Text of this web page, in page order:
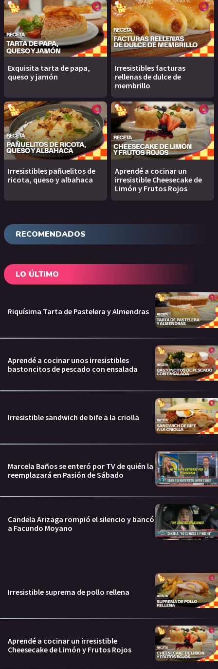
Exquisita tarta de papa,
queso y jamón
Irresistibles facturas
rellenas de dulce de
membrillo
Irresistibles pañuelitos de
ricota, queso y albahaca
Aprendé a cocinar un
irresistible Cheesecake de
Limón y Frutos Rojos
RECOMENDADOS
LO ÚLTIMO
Riquísima Tarta de Pastelera y Almendras
Aprendé a cocinar unos irresistibles
bastoncitos de pescado con ensalada
Irresistible sandwich de bife a la criolla
Marcela Baños se enteró por TV de quién la
reemplazará en Pasión de Sábado
Candela Arizaga rompió el silencio y bancó
a Facundo Moyano
Irresistible suprema de pollo rellena
Aprendé a cocinar un irresistible
Cheesecake de Limón y Frutos Rojos